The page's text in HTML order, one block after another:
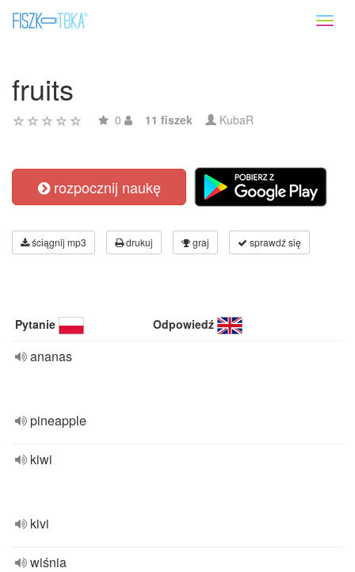
fruits
0 11 fiszek KubaR
rozpocznij naukę
ściągnij mp3 drukuj graj sprawdź się
Pytanie Odpowiedź
ananas
pineapple
kiwi
kivi
wiśnia